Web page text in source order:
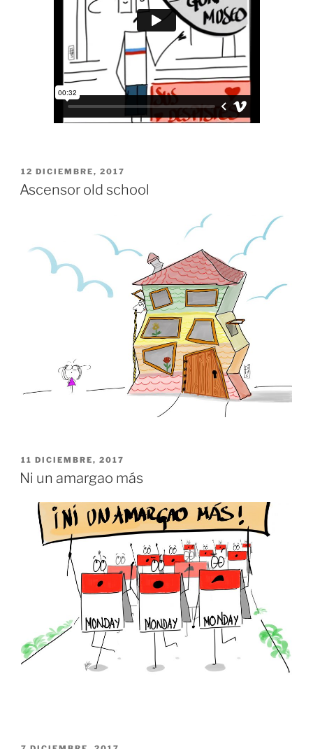
PUBLICADO
EL
12 DICIEMBRE, 2017
Ascensor old school
PUBLICADO
EL
11 DICIEMBRE, 2017
Ni un amargao más